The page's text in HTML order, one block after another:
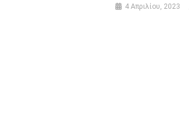
4 Απριλίου, 2023